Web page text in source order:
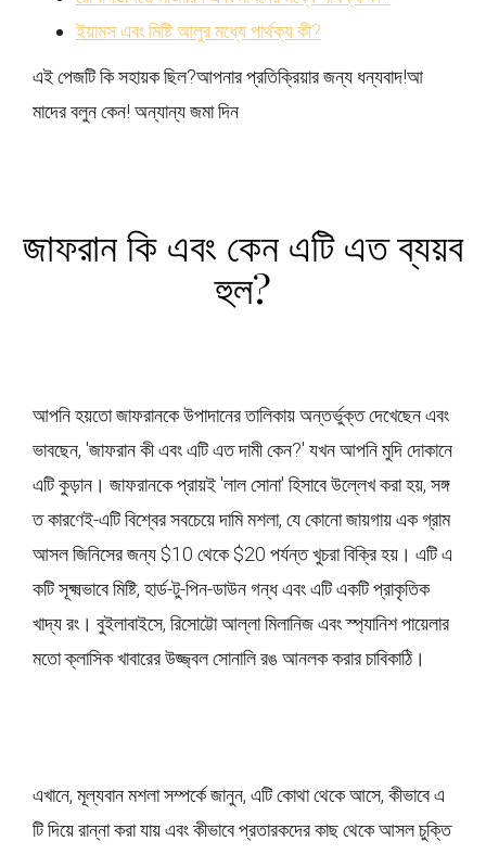
ইয়ামস এবং মিষ্টি আলুর মধ্যে পার্থক্য কী?
এই পেজটি কি সহায়ক ছিল?আপনার প্রতিক্রিয়ার জন্য ধন্যবাদ!আ
মাদের বলুন কেন! অন্যান্য জমা দিন
জাফরান কি এবং কেন এটি এত ব্যয়ব
হুল?
আপনি হয়তো জাফরানকে উপাদানের তালিকায় অন্তর্ভুক্ত দেখেছেন এবং
ভাবছেন, 'জাফরান কী এবং এটি এত দামী কেন?' যখন আপনি মুদি দোকানে
এটি কুড়ান। জাফরানকে প্রায়ই 'লাল সোনা' হিসাবে উল্লেখ করা হয়, সঙ্গ
ত কারণেই-এটি বিশ্বের সবচেয়ে দামি মশলা, যে কোনো জায়গায় এক গ্রাম
আসল জিনিসের জন্য $10 থেকে $20 পর্যন্ত খুচরা বিক্রি হয়। এটি এ
কটি সূক্ষ্মভাবে মিষ্টি, হার্ড-টু-পিন-ডাউন গন্ধ এবং এটি একটি প্রাকৃতিক
খাদ্য রং। বুইলাবাইসে, রিসোট্টো আল্লা মিলানিজ এবং স্প্যানিশ পায়েলার
মতো ক্লাসিক খাবারের উজ্জ্বল সোনালি রঙ আনলক করার চাবিকাঠি।
এখানে, মূল্যবান মশলা সম্পর্কে জানুন, এটি কোথা থেকে আসে, কীভাবে এ
টি দিয়ে রান্না করা যায় এবং কীভাবে প্রতারকদের কাছ থেকে আসল চুক্তি